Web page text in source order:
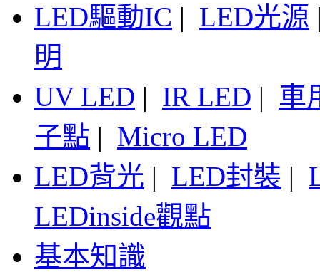
LED驅動IC | LED光源
明
UV LED | IR LED | 車
子點 | Micro LED
LED背光 | LED封裝 |
LEDinside觀點
基本知識